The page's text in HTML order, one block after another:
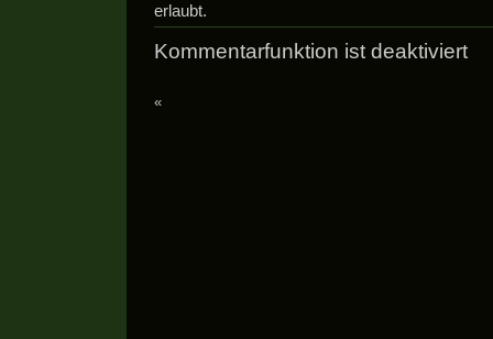
erlaubt.
Kommentarfunktion ist deaktiviert
«